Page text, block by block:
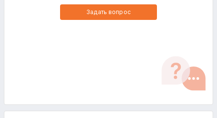
Задать вопрос